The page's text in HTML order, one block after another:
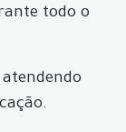
todo o